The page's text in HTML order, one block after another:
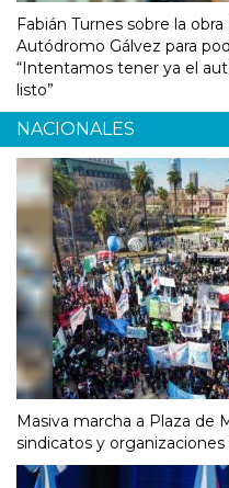
Fabián Turnes sobre la
Autódromo Gálvez para
“Intentamos tener ya el
listo”
NACIONALES
Masiva marcha a Plaza de
sindicatos y organizaciones